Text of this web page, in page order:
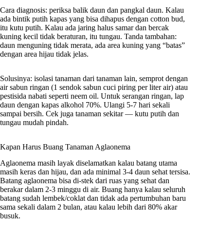
Cara diagnosis: periksa balik daun dan pangkal daun. Kalau
ada bintik putih kapas yang bisa dihapus dengan cotton bud,
itu kutu putih. Kalau ada jaring halus samar dan bercak
kuning kecil tidak beraturan, itu tungau. Tanda tambahan:
daun menguning tidak merata, ada area kuning yang “batas”
dengan area hijau tidak jelas.
Solusinya: isolasi tanaman dari tanaman lain, semprot dengan
air sabun ringan (1 sendok sabun cuci piring per liter air) atau
pestisida nabati seperti neem oil. Untuk serangan ringan, lap
daun dengan kapas alkohol 70%. Ulangi 5-7 hari sekali
sampai bersih. Cek juga tanaman sekitar — kutu putih dan
tungau mudah pindah.
Kapan Harus Buang Tanaman Aglaonema
Aglaonema masih layak diselamatkan kalau batang utama
masih keras dan hijau, dan ada minimal 3-4 daun sehat tersisa.
Batang aglaonema bisa di-stek dari ruas yang sehat dan
berakar dalam 2-3 minggu di air. Buang hanya kalau seluruh
batang sudah lembek/coklat dan tidak ada pertumbuhan baru
sama sekali dalam 2 bulan, atau kalau lebih dari 80% akar
busuk.